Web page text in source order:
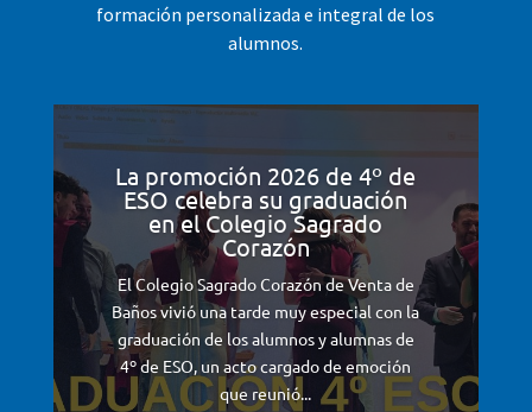
formación personalizada e integral de los
alumnos.
La promoción 2026 de 4º de
ESO celebra su graduación
en el Colegio Sagrado
Corazón
El Colegio Sagrado Corazón de Venta de
Baños vivió una tarde muy especial con la
graduación de los alumnos y alumnas de
4º de ESO, un acto cargado de emoción
que reunió...